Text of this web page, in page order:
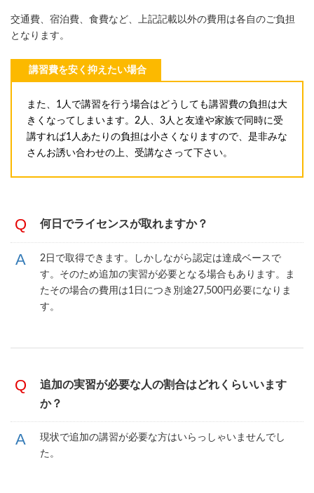
交通費、宿泊費、食費など、上記記載以外の費用は各自のご負担
となります。
講習費を安く抑えたい場合
また、1人で講習を行う場合はどうしても講習費の負担は大
きくなってしまいます。2人、3人と友達や家族で同時に受
講すれば1人あたりの負担は小さくなりますので、是非みな
さんお誘い合わせの上、受講なさって下さい。
何日でライセンスが取れますか？
2日で取得できます。しかしながら認定は達成ベースで
す。そのため追加の実習が必要となる場合もあります。ま
たその場合の費用は1日につき別途27,500円必要になりま
す。
追加の実習が必要な人の割合はどれくらいいます
か？
現状で追加の講習が必要な方はいらっしゃいませんでし
た。